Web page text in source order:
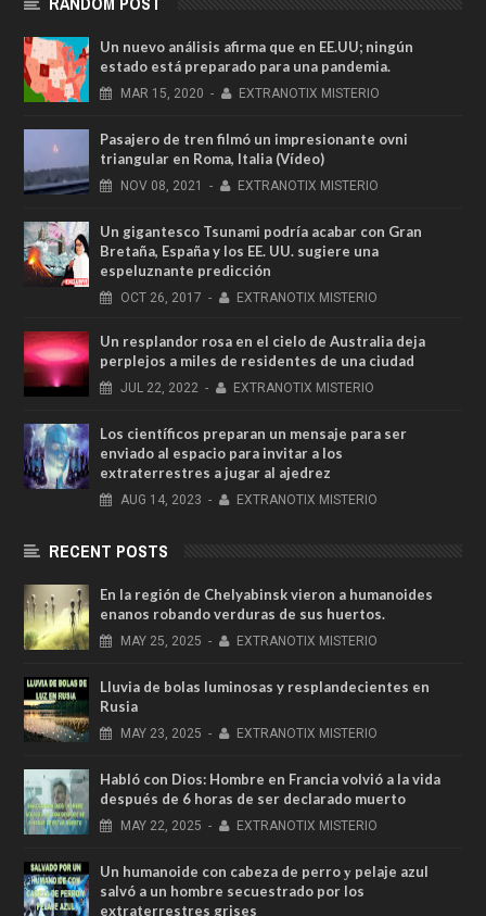
Un nuevo análisis afirma que en EE.UU; ningún
estado está preparado para una pandemia.
MAR 15, 2020 - EXTRANOTIX MISTERIO
Pasajero de tren filmó un impresionante ovni
triangular en Roma, Italia (Vídeo)
NOV 08, 2021 - EXTRANOTIX MISTERIO
Un gigantesco Tsunami podría acabar con Gran
Bretaña, España y los EE. UU. sugiere una
espeluznante predicción
OCT 26, 2017 - EXTRANOTIX MISTERIO
Un resplandor rosa en el cielo de Australia deja
perplejos a miles de residentes de una ciudad
JUL 22, 2022 - EXTRANOTIX MISTERIO
Los científicos preparan un mensaje para ser
enviado al espacio para invitar a los
extraterrestres a jugar al ajedrez
AUG 14, 2023 - EXTRANOTIX MISTERIO
RECENT POSTS
En la región de Chelyabinsk vieron a humanoides
enanos robando verduras de sus huertos.
MAY 25, 2025 - EXTRANOTIX MISTERIO
Lluvia de bolas luminosas y resplandecientes en
Rusia
MAY 23, 2025 - EXTRANOTIX MISTERIO
Habló con Dios: Hombre en Francia volvió a la vida
después de 6 horas de ser declarado muerto
MAY 22, 2025 - EXTRANOTIX MISTERIO
Un humanoide con cabeza de perro у pelaje azul
salvó a un hombre secuestrado por los
extraterrestres grises